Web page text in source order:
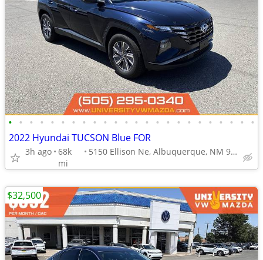
• • • • • • • • • • • • • • • • • • • • • • • •
2022 Hyundai TUCSON Blue FOR
3h ago 68k
mi
5150 Ellison Ne, Albuquerque, NM 97109
$32,500